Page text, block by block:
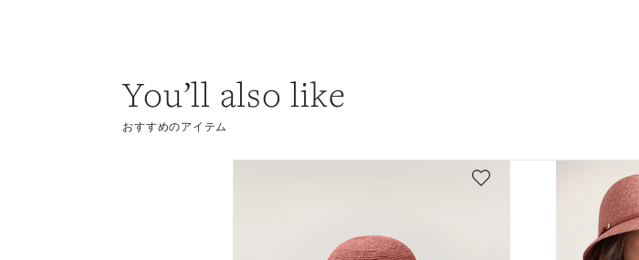
You’ll also like
おすすめのアイテム